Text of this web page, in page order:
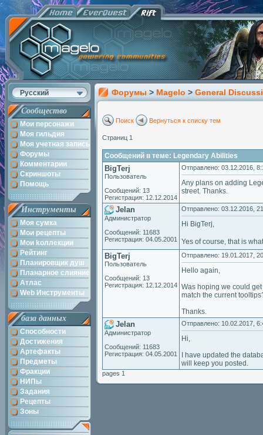
Русский
Сообщество
Мои персонажи
Моя гильдия
Моя учетная запись
Форумы
Комментарии
Скриншоты
Помощь
Инструменты
Моя сумка
Мои рецепты
Мои kоллекции
Рейтинг
Планировщик душ
Планарное слияние
Атлас
Web Инструменты
база данных
Способности
Достижения
Артефакты
Предметы
Фракции
НИПы
Задания
Рецепты
Зоны
Форумы > Magelo > General
Поиск Вернуться к списку тем
Страниц 1
Сообщений в теме: Legendary Abilities
BigTerj
Пользователь
Сообщений: 13
Регистрация: 12.12.2014
Отправлено: 03.12.2016,
Any plans on adding
street. Thanks.
Jelan
Администратор
Сообщений: 11683
Регистрация: 04.05.2001
Отправлено: 03.12.2016,
Hi BigTerj,
Yes of course, that is
BigTerj
Пользователь
Сообщений: 13
Регистрация: 12.12.2014
Отправлено: 19.01.2017,
Hello again,
Was hoping we could
match the current
Thanks.
Jelan
Администратор
Сообщений: 11683
Регистрация: 04.05.2001
Отправлено: 10.02.2017,
Hi,
I have updated the
will keep you posted.
pages 1